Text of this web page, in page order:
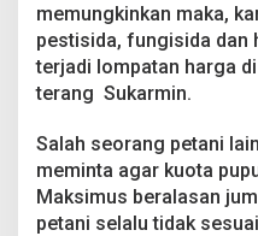
memungkinkan maka,
pestisida, fungisida dan
terjadi lompatan harga
terang Sukarmin.
Salah seorang petani
meminta agar kuota
Maksimus beralasan
petani selalu tidak